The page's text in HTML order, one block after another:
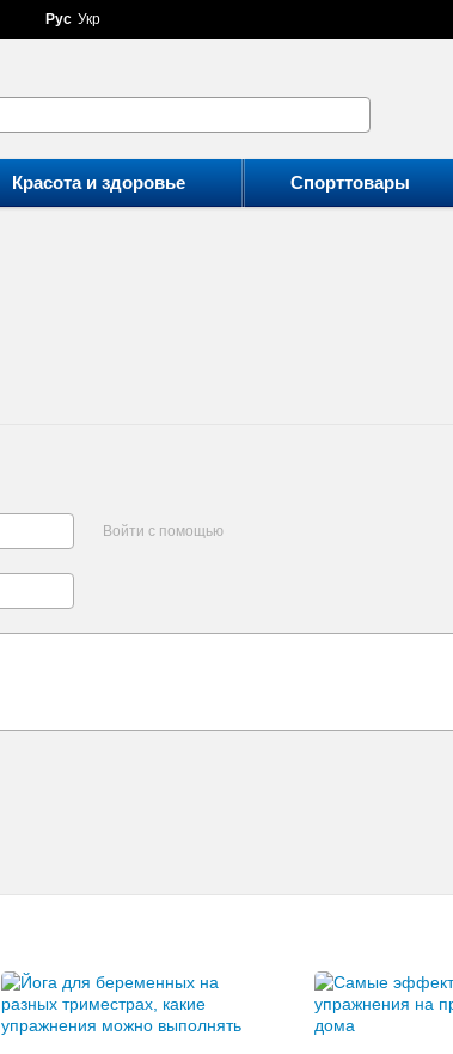
Рус Укр
Красота и здоровье Спорттовары
Войти с помощью